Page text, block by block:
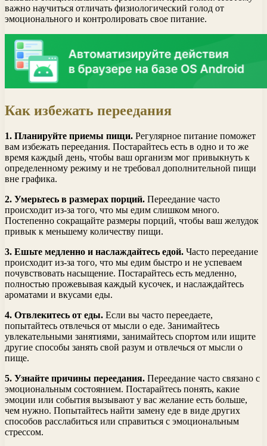
важно научиться отличать физиологический голод от
эмоционального и контролировать свое питание.
Как избежать переедания
1. Планируйте приемы пищи. Регулярное питание поможет
вам избежать переедания. Постарайтесь есть в одно и то же
время каждый день, чтобы ваш организм мог привыкнуть к
определенному режиму и не требовал дополнительной пищи
вне графика.
2. Умерьтесь в размерах порций. Переедание часто
происходит из-за того, что мы едим слишком много.
Постепенно сокращайте размеры порций, чтобы ваш желудок
привык к меньшему количеству пищи.
3. Ешьте медленно и наслаждайтесь едой. Часто переедание
происходит из-за того, что мы едим быстро и не успеваем
почувствовать насыщение. Постарайтесь есть медленно,
полностью прожевывая каждый кусочек, и наслаждайтесь
ароматами и вкусами еды.
4. Отвлекитесь от еды. Если вы часто переедаете,
попытайтесь отвлечься от мысли о еде. Занимайтесь
увлекательными занятиями, занимайтесь спортом или ищите
другие способы занять свой разум и отвлечься от мысли о
пище.
5. Узнайте причины переедания. Переедание часто связано с
эмоциональным состоянием. Постарайтесь понять, какие
эмоции или события вызывают у вас желание есть больше,
чем нужно. Попытайтесь найти замену еде в виде других
способов расслабиться или справиться с эмоциональным
стрессом.